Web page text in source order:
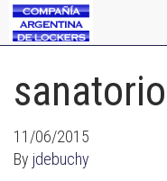
11/06/2015
By jdebuchy